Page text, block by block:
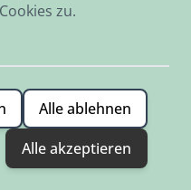
Gewindestange
zu.
Alle ablehnen
Alle akzeptieren